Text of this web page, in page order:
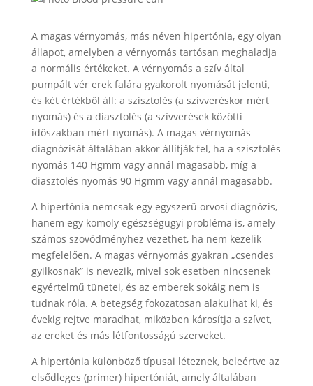
A magas vérnyomás, más néven hipertónia, egy olyan
állapot, amelyben a vérnyomás tartósan meghaladja
a normális értékeket. A vérnyomás a szív által
pumpált vér erek falára gyakorolt nyomását jelenti,
és két értékből áll: a szisztolés (a szívveréskor mért
nyomás) és a diasztolés (a szívverések közötti
időszakban mért nyomás). A magas vérnyomás
diagnózisát általában akkor állítják fel, ha a szisztolés
nyomás 140 Hgmm vagy annál magasabb, míg a
diasztolés nyomás 90 Hgmm vagy annál magasabb.
A hipertónia nemcsak egy egyszerű orvosi diagnózis,
hanem egy komoly egészségügyi probléma is, amely
számos szövődményhez vezethet, ha nem kezelik
megfelelően. A magas vérnyomás gyakran „csendes
gyilkosnak” is nevezik, mivel sok esetben nincsenek
egyértelmű tünetei, és az emberek sokáig nem is
tudnak róla. A betegség fokozatosan alakulhat ki, és
évekig rejtve maradhat, miközben károsítja a szívet,
az ereket és más létfontosságú szerveket.
A hipertónia különböző típusai léteznek, beleértve az
elsődleges (primer) hipertóniát, amely általában